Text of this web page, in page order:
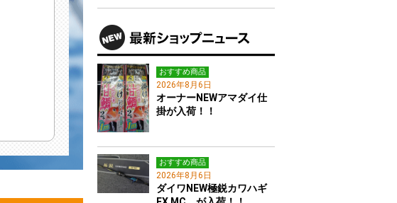
おすすめ商品
2026年8月6日
オーナーNEWアマダイ仕
掛が入荷！！
おすすめ商品
2026年8月6日
ダイワNEW極鋭カワハギ